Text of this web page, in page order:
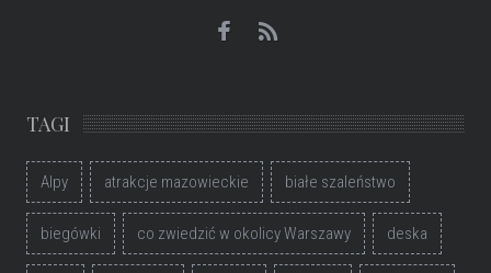
TAGI
Alpy atrakcje mazowieckie białe szaleństwo
biegówki co zwiedzić w okolicy Warszawy deska